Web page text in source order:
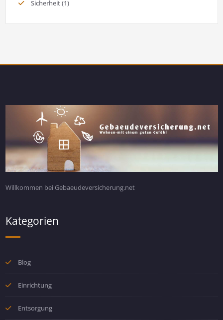
Sicherheit(1)
Willkommen bei Gebaeudeversicherung.net
Kategorien
Blog
Einrichtung
Entsorgung